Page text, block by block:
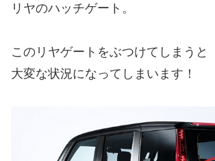
リヤのハッチゲート。
このリヤゲートをぶつけてしまうと
大変な状況になってしまいます！